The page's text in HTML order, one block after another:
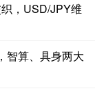
，USD/JPY维
智算、具身两大